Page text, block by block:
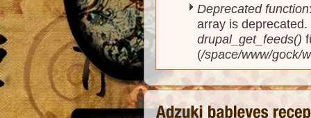
Deprecated function
array is
drupal_get_feeds()
(/space/www/gock/